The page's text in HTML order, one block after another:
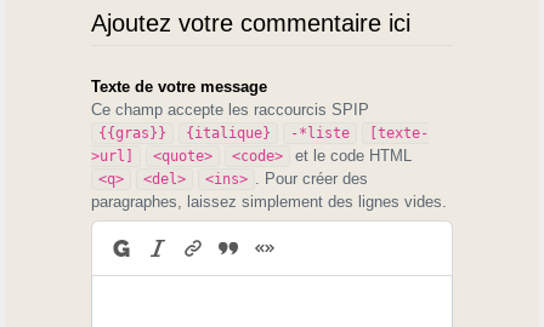
Ajoutez votre commentaire ici
Texte de votre message
Ce champ accepte les raccourcis SPIP
{{gras}} {italique} -*liste
[texte-
>url]
<quote> <code> et le code HTML
<q> <del> <ins>
. Pour créer des
paragraphes, laissez simplement des lignes vides.